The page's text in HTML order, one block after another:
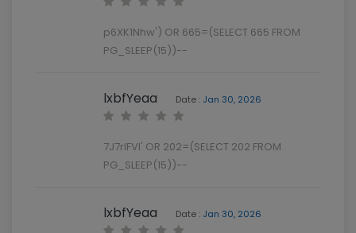
p6XK1Nhw') OR 665=(SELECT 665 FROM
PG_SLEEP(15))--
lxbfYeaa Date : Jan 30, 2026
7J7rIFVl' OR 202=(SELECT 202 FROM
PG_SLEEP(15))--
lxbfYeaa Date : Jan 30, 2026